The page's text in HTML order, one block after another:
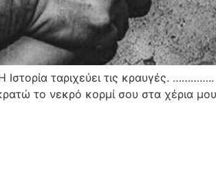
Η Ιστορία ταριχεύει τις κραυγές.
το νεκρό κορμί σου στα χέρια